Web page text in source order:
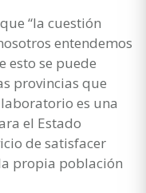
“la cuestión
entendemos
esto se puede
provincias que
es una
el Estado
de satisfacer
propia población